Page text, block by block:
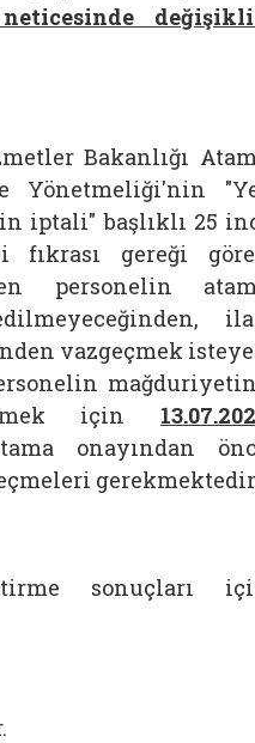
Bakanlığı
Yönetmeliği'nin
iptali" başlıklı 25
fıkrası gereği
personelin
vazgeçmek
için
onayından
sonuçları